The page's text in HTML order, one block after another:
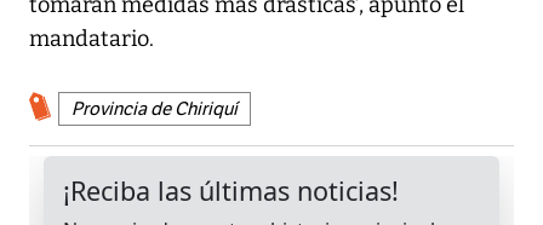
tomarán medidas más drásticas’, apuntó el
mandatario.
Provincia de Chiriquí